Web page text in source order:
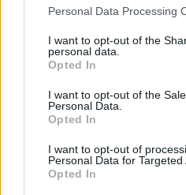
Personal Data Processing
I want to opt-out of the
personal data.
Opted In
I want to opt-out of the
Personal Data.
Opted In
I want to opt-out of
Personal Data for Targeted
Opted In
Φακοί επαφής: Το συχνό
βλάψει σοβαρά την όραση
ΕΥ ΖΗΝ 04/08/2026 - 15:33